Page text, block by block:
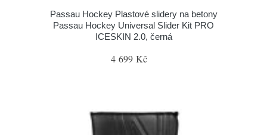
Passau Hockey Plastové slidery na betony
Passau Hockey Universal Slider Kit PRO
ICESKIN 2.0, černá
4 699 Kč